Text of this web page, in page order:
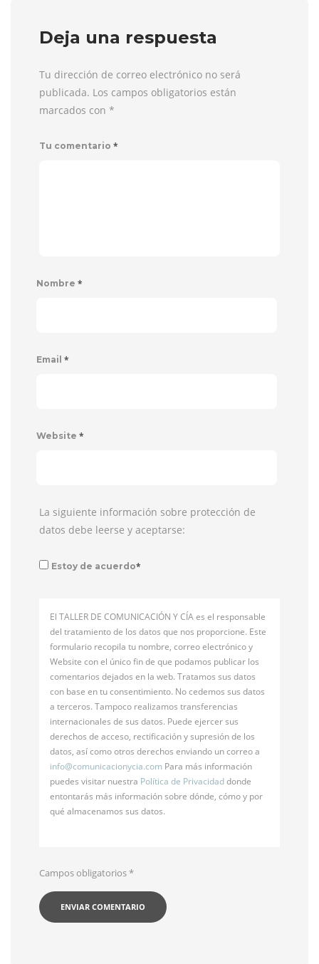
Deja una respuesta
Tu dirección de correo electrónico no será
publicada. Los campos obligatorios están
marcados con *
Tu comentario *
Nombre *
Email *
Website *
La siguiente información sobre protección de
datos debe leerse y aceptarse:
Estoy de acuerdo*
El TALLER DE COMUNICACIÓN Y CÍA es el responsable
del tratamiento de los datos que nos proporcione. Este
formulario recopila tu nombre, correo electrónico y
Website con el único fin de que podamos publicar los
comentarios dejados en la web. Tratamos sus datos
con base en tu consentimiento. No cedemos sus datos
a terceros. Tampoco realizamos transferencias
internacionales de sus datos. Puede ejercer sus
derechos de acceso, rectificación y supresión de los
datos, así como otros derechos enviando un correo a
info@comunicacionycia.com Para más información
puedes visitar nuestra Política de Privacidaddonde
entontarás más información sobre dónde, cómo y por
qué almacenamos sus datos.
Campos obligatorios*